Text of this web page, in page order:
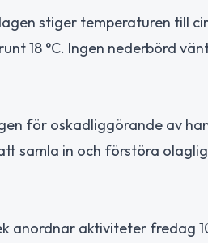
stiger temperaturen till
18 °C. Ingen nederbörd
för oskadliggörande av
samla in och förstöra
anordnar aktiviteter fredag